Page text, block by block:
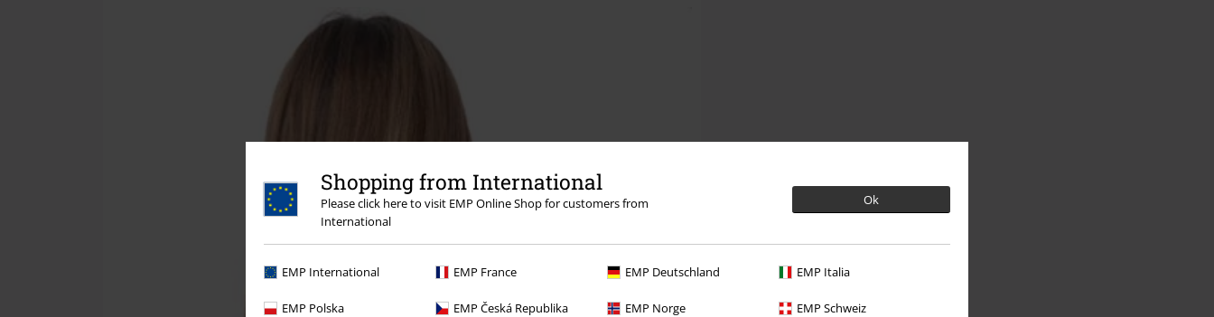
Shopping from International
Please click here to visit EMP Online Shop for customers from
International
Ok
EMP International EMP France EMP Deutschland EMP Italia
EMP Polska EMP Česká Republika EMP Norge EMP Schweiz